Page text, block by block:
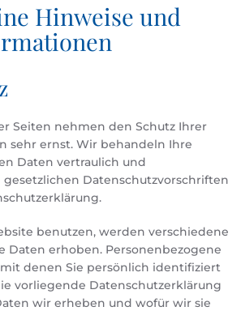
Hinweise und
Seiten nehmen den Schutz Ihrer
sehr ernst. Wir behandeln Ihre
Daten vertraulich und
Datenschutzvorschriften
benutzen, werden verschiedene
Daten erhoben. Personenbezogene
denen Sie persönlich identifiziert
vorliegende Datenschutzerklärung
wir erheben und wofür wir sie